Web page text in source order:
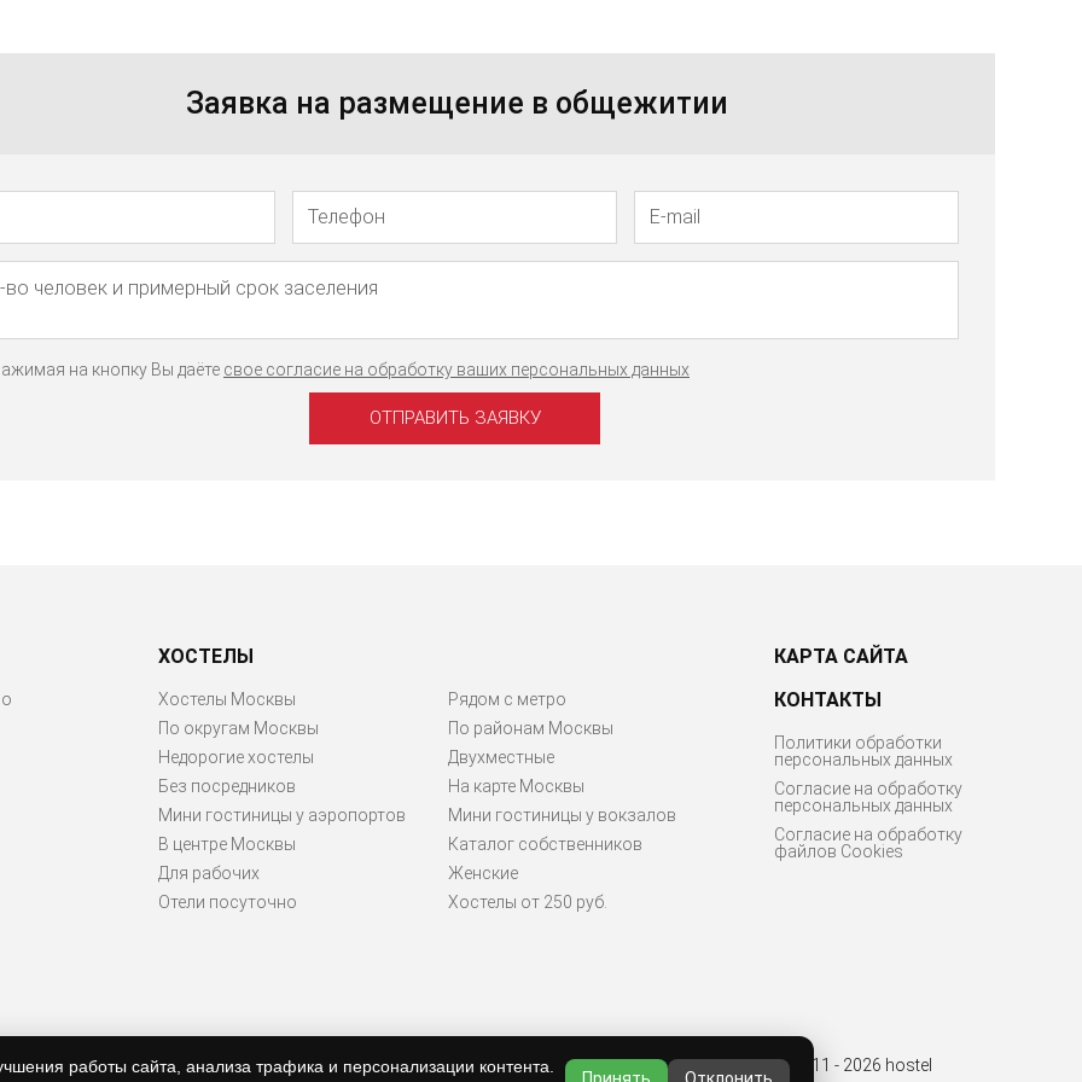
Заявка на размещение в общежитии
на кнопку Вы даёте свое согласие на обработку ваших персональных данных
ХОСТЕЛЫ
Хостелы Москвы
По округам Москвы
Недорогие хостелы
Без посредников
Мини гостиницы у аэропортов
В центре Москвы
Для рабочих
Отели посуточно
Рядом с метро
По районам Москвы
Двухместные
На карте Москвы
Мини гостиницы у вокзалов
Каталог собственников
Женские
Хостелы от 250 руб.
КАРТА САЙТА
КОНТАКТЫ
Политики обработки
персональных данных
Согласие на обработку
персональных данных
Согласие на обработку
файлов Cookies
© 2011 - 2026 hostel
работы сайта, анализа трафика и персонализации контента.